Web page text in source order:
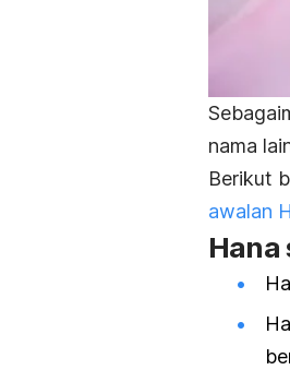
nama
Berikut
awalan H
Hana